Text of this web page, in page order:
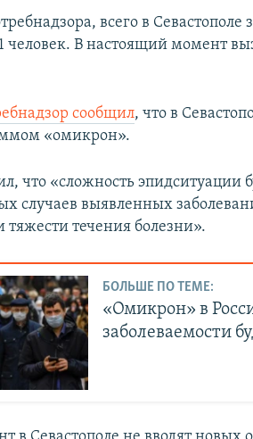
всего в Севастополе
В настоящий момент
сообщил, что в
«омикрон».
что «сложность эпидситуации
случаев выявленных
тяжести течения болезни».
БОЛЬШЕ ПО ТЕМЕ:
«Омикрон» в
заболеваемости